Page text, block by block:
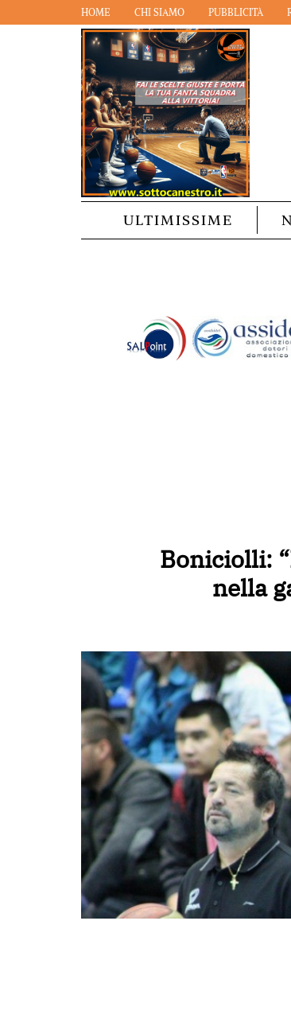
HOME CHI SIAMO PUBBLICITÀ
ULTIMISSIME
Boniciolli:
nella
BASKET TORINO,
BERGAMO BASKET 2014
PALLACANESTRO 2.015
NEW BASKET BRINDISI,
ROSETO
SCAFATI BASKET
BASKET VERONA,SCANDONE
A2
URANIA MILANO
Serie A2, le
della stagione